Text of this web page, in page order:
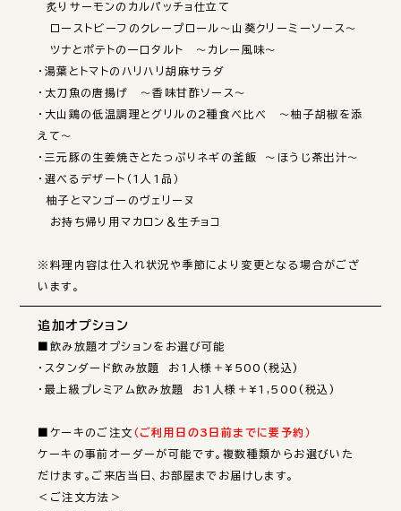
炙りサーモンのカルパッチョ仕立て
ローストビーフのクレープロール～山葵クリーミーソース～
ツナとポテトの一口タルト　～カレー風味～
・湯葉とトマトのハリハリ胡麻サラダ
・太刀魚の唐揚げ　～香味甘酢ソース～
・大山鶏の低温調理とグリルの2種食べ比べ　～柚子胡椒を添
えて～
・三元豚の生姜焼きとたっぷりネギの釜飯　～ほうじ茶出汁～
・選べるデザート（1人1品）
柚子とマンゴーのヴェリーヌ
お持ち帰り用マカロン＆生チョコ
※料理内容は仕入れ状況や季節により変更となる場合がござ
います。
追加オプション
■飲み放題オプションをお選び可能
・スタンダード飲み放題　お1人様＋¥500(税込)
・最上級プレミアム飲み放題　お1人様＋¥1,500(税込)
■ケーキのご注文 （ご利用日の3日前までに要予約）
ケーキの事前オーダーが可能です。複数種類からお選びいた
だけます。ご来店当日、お部屋までお届けします。
＜ご注文方法＞